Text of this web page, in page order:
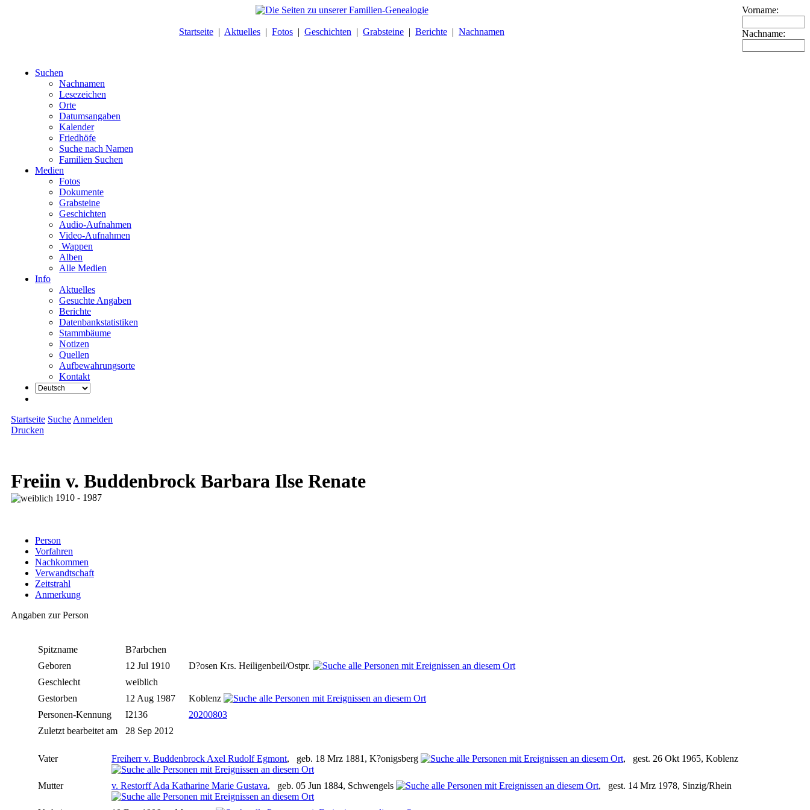
Startseite | Aktuelles | Fotos | Geschichten | Grabsteine | Berichte | Nachnamen
Vorname:
Nachname:
Suchen
Nachnamen
Lesezeichen
Orte
Datumsangaben
Kalender
Friedhöfe
Suche nach Namen
Familien Suchen
Medien
Fotos
Dokumente
Grabsteine
Geschichten
Audio-Aufnahmen
Video-Aufnahmen
Wappen
Alben
Alle Medien
Info
Aktuelles
Gesuchte Angaben
Berichte
Datenbankstatistiken
Stammbäume
Notizen
Quellen
Aufbewahrungsorte
Kontakt
Startseite Suche Anmelden
Drucken
Freiin v. Buddenbrock Barbara Ilse Renate
1910 - 1987
Person
Vorfahren
Nachkommen
Verwandtschaft
Zeitstrahl
Anmerkung
Angaben zur Person
Spitzname
B?arbchen
Geboren
12 Jul 1910
D?osen Krs. Heiligenbeil/Ostpr.
Geschlecht
weiblich
Gestorben
12 Aug 1987
Koblenz
Personen-Kennung
I2136
20200803
Zuletzt bearbeitet am
28 Sep 2012
Vater Freiherr v. Buddenbrock Axel Rudolf Egmont, geb. 18 Mrz 1881, K?onigsberg , gest. 26 Okt 1965, Koblenz
Mutter v. Restorff Ada Katharine Marie Gustava, geb. 05 Jun 1884, Schwengels , gest. 14 Mrz 1978, Sinzig/Rhein